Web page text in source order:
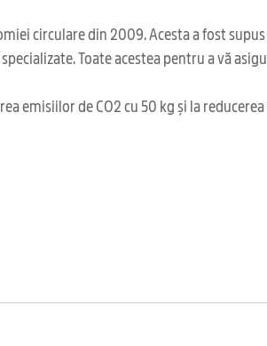
circulare din 2009. Acesta a fost
Toate acestea pentru a vă
de CO2 cu 50 kg și la